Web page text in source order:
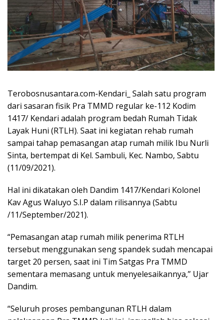
Terobosnusantara.com-Kendari_ Salah satu program
dari sasaran fisik Pra TMMD regular ke-112 Kodim
1417/ Kendari adalah program bedah Rumah Tidak
Layak Huni (RTLH). Saat ini kegiatan rehab rumah
sampai tahap pemasangan atap rumah milik Ibu Nurli
Sinta, bertempat di Kel. Sambuli, Kec. Nambo, Sabtu
(11/09/2021).
Hal ini dikatakan oleh Dandim 1417/Kendari Kolonel
Kav Agus Waluyo S.I.P dalam rilisannya (Sabtu
/11/September/2021).
“Pemasangan atap rumah milik penerima RTLH
tersebut menggunakan seng spandek sudah mencapai
target 20 persen, saat ini Tim Satgas Pra TMMD
sementara memasang untuk menyelesaikannya,” Ujar
Dandim.
“Seluruh proses pembangunan RTLH dalam